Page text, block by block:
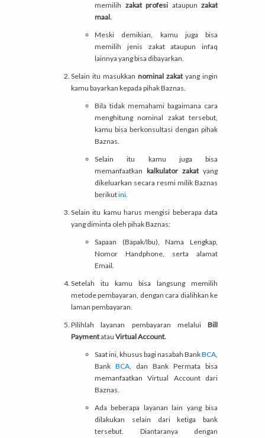
memilih zakat profesi ataupun zakat
maal.
Meski demikian, kamu juga bisa
memilih jenis zakat ataupun infaq
lainnya yang bisa dibayarkan.
Selain itu masukkan nominal zakat yang ingin
kamu bayarkan kepada pihak Baznas.
Bila tidak memahami bagaimana cara
menghitung nominal zakat tersebut,
kamu bisa berkonsultasi dengan pihak
Baznas.
Selain itu kamu juga bisa
memanfaatkan kalkulator zakat yang
dikeluarkan secara resmi milik Baznas
berikutini.
Selain itu kamu harus mengisi beberapa data
yang diminta oleh pihak Baznas:
Sapaan (Bapak/Ibu), Nama Lengkap,
Nomor Handphone, serta alamat
Email.
Setelah itu kamu bisa langsung memilih
metode pembayaran, dengan cara dialihkan ke
laman pembayaran.
Pilihlah layanan pembayaran melalui Bill
Paymentatau Virtual Account.
Saat ini, khusus bagi nasabah BankBCA,
Bank BCA, dan Bank Permata bisa
memanfaatkan Virtual Account dari
Baznas.
Ada beberapa layanan lain yang bisa
dilakukan selain dari ketiga bank
tersebut. Diantaranya dengan